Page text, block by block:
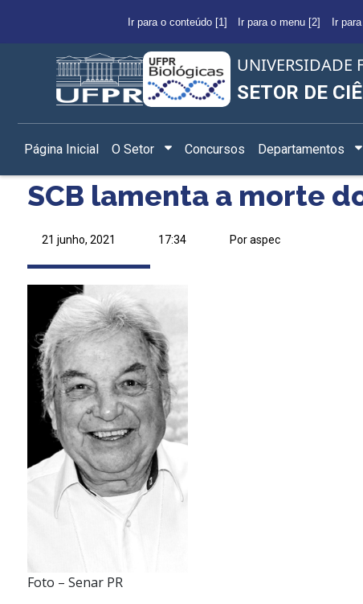
Ir para o conteúdo [1] Ir para o menu [2] Ir
UNIVERSIDADE
SETOR DE
Página Inicial O Setor Concursos Departamentos
SCB lamenta a morte
21 junho, 2021 17:34 Por aspec
Foto – Senar PR